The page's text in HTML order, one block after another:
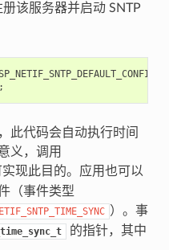
册该服务器并启动 SNTP
此代码会自动执行时间
义，调用
实现此目的。应用也可以
（事件类型
）。事
的指针，其中